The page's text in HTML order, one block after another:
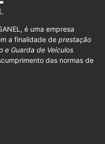
é uma empresa
a finalidade de prestação
e Guarda de Veículos
das normas de